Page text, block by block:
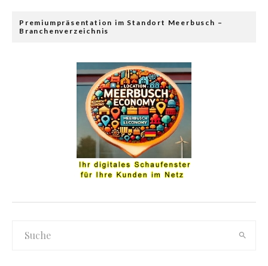
Premiumpräsentation im Standort Meerbusch –
Branchenverzeichnis